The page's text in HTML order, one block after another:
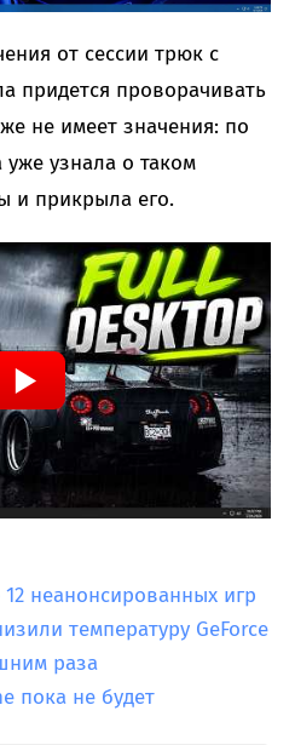
от сессии трюк с
придется проворачивать
не имеет значения: по
узнала о таком
и прикрыла его.
12 неанонсированных игр
температуру GeForce
раза
пока не будет